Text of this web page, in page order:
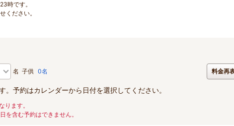
時です。
ください。
名 子供 0名 料金再
。予約はカレンダーから日付を選択してください。
ります。
を含む予約はできません。